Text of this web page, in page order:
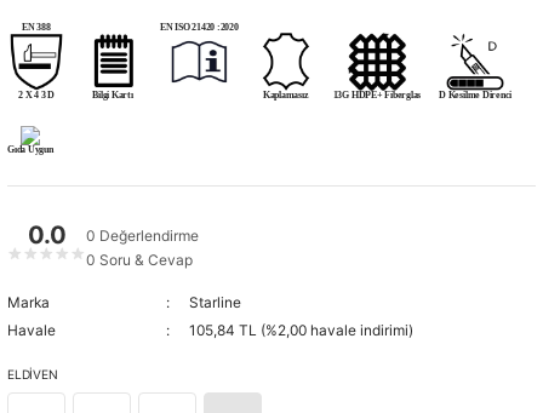
EN 388
2 X 4 3 D Bilgi Kartı
EN ISO 21420 :2020
Kaplamasız 13G HDPE+ Fiberglas D Kesilme Direnci
Gıda Uygun
0.0
★ ★ ★ ★ ★
0 Değerlendirme
0 Soru & Cevap
Marka
Starline
Havale
105,84 TL (%2,00 havale indirimi)
ELDİVEN